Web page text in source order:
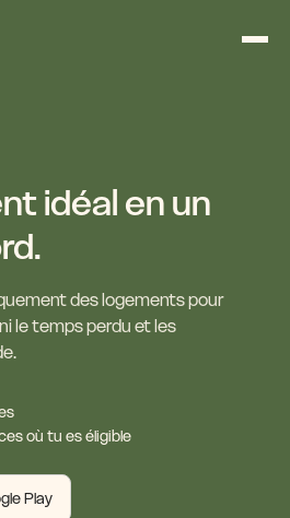
idéal en un
des logements pour
le temps perdu et les
où tu es éligible
Play